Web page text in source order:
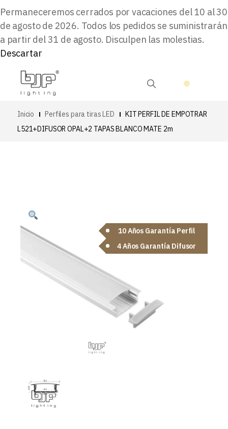
Permaneceremos cerrados por vacaciones del 10 al 30
de agosto de 2026. Todos los pedidos se suministrarán
a partir del 31 de agosto. Disculpen las molestias.
Descartar
Inicio Perfiles para tiras LED
KIT PERFIL DE EMPOTRAR
L521+DIFUSOR OPAL+2 TAPAS BLANCO MATE 2m
10 Años Garantía Perfil
4 Años Garantía Difusor